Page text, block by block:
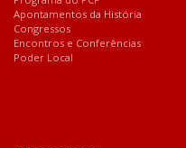
Apontamentos da História
Congressos
Encontros e Conferências
Poder Local